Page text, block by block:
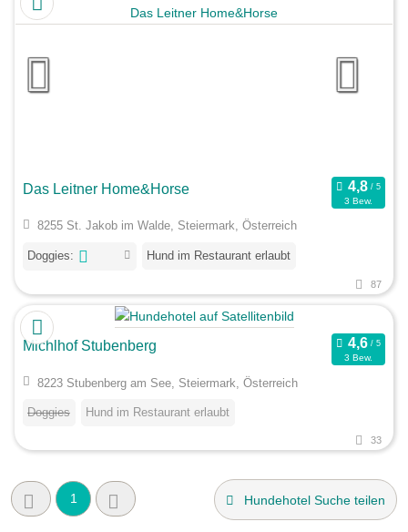
Das Leitner Home&Horse
3 Bew.
8255 St. Jakob im Walde, Steiermark, Österreich
Doggies: Hund im Restaurant erlaubt
87
Michlhof Stubenberg
3 Bew.
8223 Stubenberg am See, Steiermark, Österreich
Doggies Hund im Restaurant erlaubt
33
1 Hundehotel Suche teilen